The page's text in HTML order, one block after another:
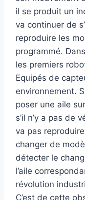
il se produit un
va continuer de
reproduire les
programmé.
les premiers
Equipés de
environnement.
poser une aile
s’il n’y a pas de
va pas
changer de
détecter le
l’aile
révolution
C’est de cette